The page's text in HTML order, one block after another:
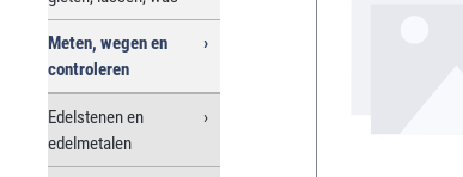
Meten, wegen en
controleren
Edelstenen en
edelmetalen